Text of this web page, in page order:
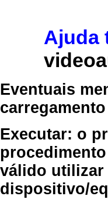
Ajuda
Eventuais
Executar: o
válido utilizar
dispositivo/